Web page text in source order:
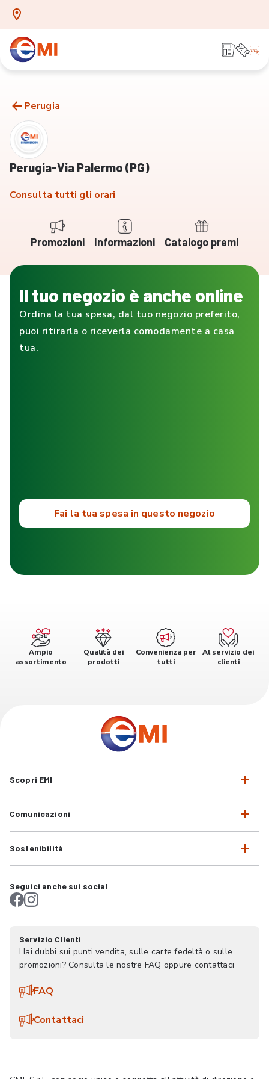
Perugia
Perugia-Via Palermo (PG)
Consulta tutti gli orari
Promozioni Informazioni Catalogo premi
Il tuo negozio è anche online
Ordina la tua spesa, dal tuo negozio preferito,
puoi ritirarla o riceverla comodamente a casa
tua.
Fai la tua spesa in questo negozio
Ampio
assortimento
Qualità dei
prodotti
Convenienza per
tutti
Al servizio dei
clienti
Scopri EMI
Comunicazioni
Sostenibilità
Seguici anche sui social
Servizio Clienti
Hai dubbi sui punti vendita, sulle carte fedeltà o sulle
promozioni? Consulta le nostre FAQ oppure contattaci
FAQ
Contattaci